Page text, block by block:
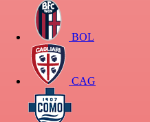
BOL
CAG